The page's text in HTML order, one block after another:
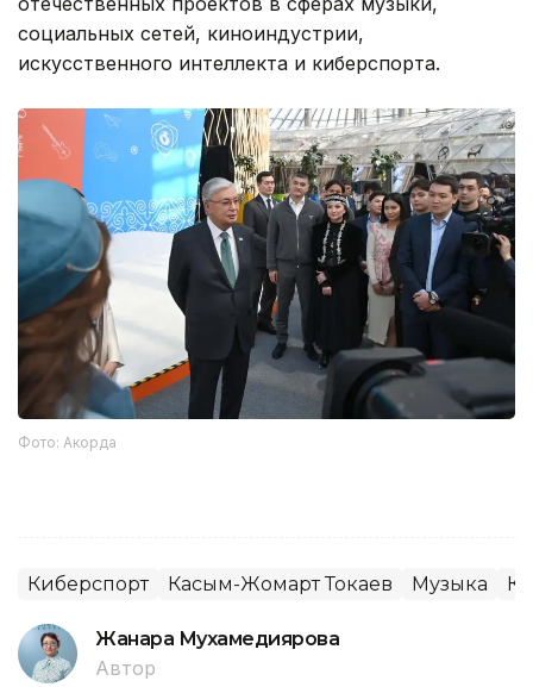
социальных сетей, киноиндустрии,
искусственного интеллекта и киберспорта.
Фото: Акорда
Киберспорт Касым-Жомарт Токаев Музыка
Жанара Мухамедиярова
Автор